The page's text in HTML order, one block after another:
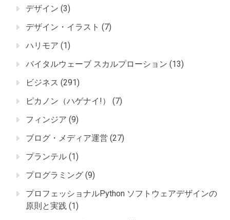
デザイン (3)
デザイン・イラスト (7)
ハリモア (1)
バイタルウェーブ スカルプローション (13)
ビジネス (291)
ピカノン（ハゲナイ!）
(7)
フィンジア (9)
ブログ・メディア運営 (27)
プランテル (1)
プログラミング (9)
プロフェッショナルPython ソフトウェアデザインの
原則と実践 (1)